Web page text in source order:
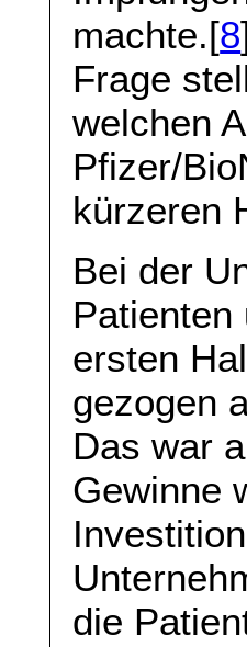
machte.[8
Frage
welchen
Pfizer/
kürzeren
Bei der
Patienten
ersten
gezogen
Das war
Gewinne
die